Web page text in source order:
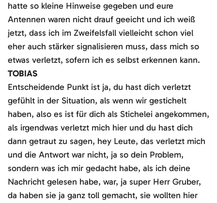
hatte so kleine Hinweise gegeben und eure
Antennen waren nicht drauf geeicht und ich weiß
jetzt, dass ich im Zweifelsfall vielleicht schon viel
eher auch stärker signalisieren muss, dass mich so
etwas verletzt, sofern ich es selbst erkennen kann.
TOBIAS
Entscheidende Punkt ist ja, du hast dich verletzt
gefühlt in der Situation, als wenn wir gestichelt
haben, also es ist für dich als Stichelei angekommen,
als irgendwas verletzt mich hier und du hast dich
dann getraut zu sagen, hey Leute, das verletzt mich
und die Antwort war nicht, ja so dein Problem,
sondern was ich mir gedacht habe, als ich deine
Nachricht gelesen habe, war, ja super Herr Gruber,
da haben sie ja ganz toll gemacht, sie wollten hier